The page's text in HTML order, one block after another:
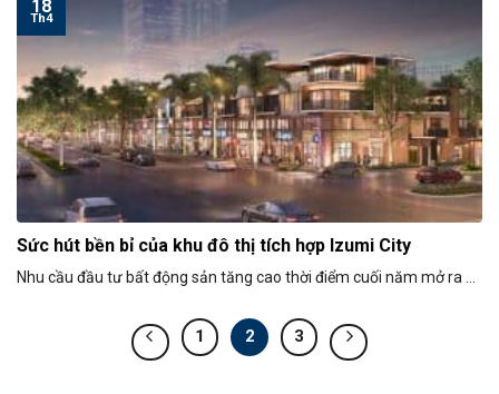
Sức hút bền bỉ của khu đô thị tích hợp Izumi City
Nhu cầu đầu tư bất động sản tăng cao thời điểm cuối năm mở ra ...
18
Th4
1 2 3